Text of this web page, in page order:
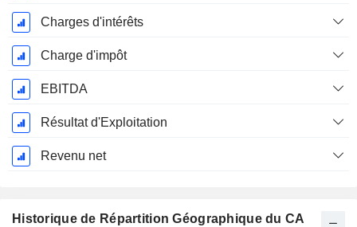
Charges d'intérêts
Charge d'impôt
EBITDA
Résultat d'Exploitation
Revenu net
Historique de Répartition Géographique du CA